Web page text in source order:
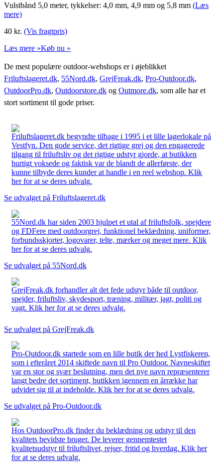
Vulstbånd 5,0 meter, tykkelser: 4,0 mm, 4,9 mm og 5,8 mm (Læs
mere)
40 kr. (Vis fragtpris)
Læs mere »Køb nu »
De mest populære outdoor-webshops er i øjeblikket
Friluftslageret.dk, 55Nord.dk, GrejFreak.dk, Pro-Outdoor.dk,
OutdoorPro.dk, Outdoorstore.dk og Outmore.dk, som alle har et
stort sortiment til gode priser.
Friluftslageret.dk begyndte tilbage i 1995 i et lille lagerlokale på
Vestfyn. Den gode service, det rigtige grej og den engagerede
tilgang til friluftsliv og det rigtige udstyr gjorde, at butikken
hurtigt voksede og faktisk var de blandt de allerførste, der
kunne tilbyde deres kunder at handle i en reel webshop. Klik
her for at se deres udvalg.
Se udvalget på Friluftslageret.dk
55Nord.dk har siden 2003 hjulpet et utal af friluftsfolk, spejdere
og FDFere med outdoorgrej, funktionel beklædning, uniformer,
forbundsskjorter, logovarer, telte, mærker og meget mere. Klik
her for at se deres udvalg.
Se udvalget på 55Nord.dk
GrejFreak.dk forhandler alt det fede udstyr både til outdoor,
spejder, friluftsliv, skydesport, træning, militær, jagt, politi og
vagt. Klik her for at se deres udvalg.
Se udvalget på GrejFreak.dk
Pro-Outdoor.dk startede som en lille butik der hed Lystfiskeren,
som i efteråret 2014 skiftede navn til Pro Outdoor. Navneskiftet
var en stor og svær beslutning, men det nye navn repræsenterer
langt bedre det sortiment, butikken igennem en årrække har
udvidet sig til at indeholde. Klik her for at se deres udvalg.
Se udvalget på Pro-Outdoor.dk
Hos OutdoorPro.dk finder du beklædning og udstyr til den
kvalitets bevidste bruger. De leverer gennemtestet
kvalitetsudstyr til friluftslivet, rejser, fritid og hverdag. Klik her
for at se deres udvalg.